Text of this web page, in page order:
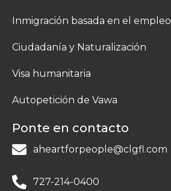
Inmigración basada en el empleo
Ciudadanía y Naturalización
Visa humanitaria
Autopetición de Vawa
Ponte en contacto
aheartforpeople@clgfl.com
727-214-0400